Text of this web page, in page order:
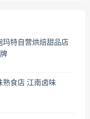
玛特自营烘焙甜品店
熟食店 江南卤味